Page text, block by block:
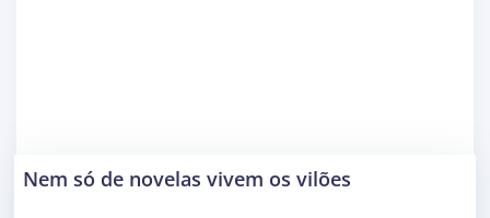
Nem só de novelas vivem os vilões